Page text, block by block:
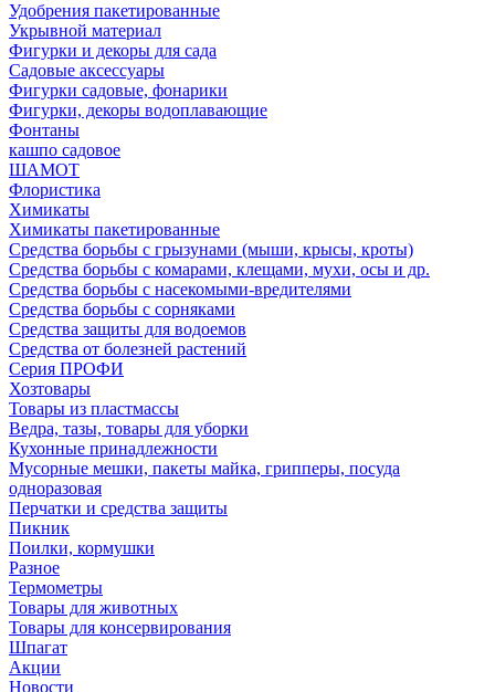
Удобрения пакетированные
Укрывной материал
Фигурки и декоры для сада
Садовые аксессуары
Фигурки садовые, фонарики
Фигурки, декоры водоплавающие
Фонтаны
кашпо садовое
ШАМОТ
Флористика
Химикаты
Химикаты пакетированные
Средства борьбы с грызунами (мыши, крысы, кроты)
Средства борьбы с комарами, клещами, мухи, осы и др.
Средства борьбы с насекомыми-вредителями
Средства борьбы с сорняками
Средства защиты для водоемов
Средства от болезней растений
Серия ПРОФИ
Хозтовары
Товары из пластмассы
Ведра, тазы, товары для уборки
Кухонные принадлежности
Мусорные мешки, пакеты майка, грипперы, посуда
одноразовая
Перчатки и средства защиты
Пикник
Поилки, кормушки
Разное
Термометры
Товары для животных
Товары для консервирования
Шпагат
Акции
Новости